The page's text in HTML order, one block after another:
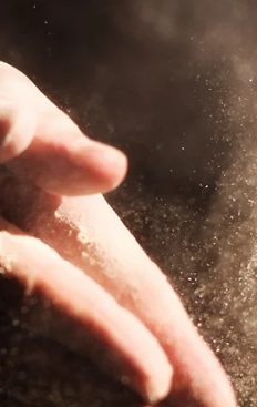
leitura
nossa SIPAT? Será
desafios, estamos na busca
processos, para garantir a